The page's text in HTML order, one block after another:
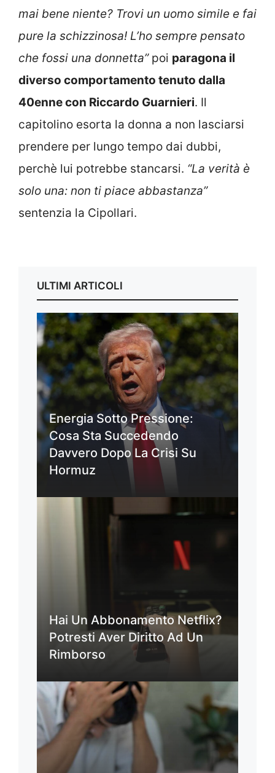
mai bene niente? Trovi un uomo simile e fai
pure la schizzinosa! L’ho sempre pensato
che fossi una donnetta” poi paragona il
diverso comportamento tenuto dalla
40enne con Riccardo Guarnieri. Il
capitolino esorta la donna a non lasciarsi
prendere per lungo tempo dai dubbi,
perchè lui potrebbe stancarsi. “La verità è
solo una: non ti piace abbastanza”
sentenzia la Cipollari.
ULTIMI ARTICOLI
Energia Sotto Pressione:
Cosa Sta Succedendo
Davvero Dopo La Crisi Su
Hormuz
Hai Un Abbonamento Netflix?
Potresti Aver Diritto Ad Un
Rimborso